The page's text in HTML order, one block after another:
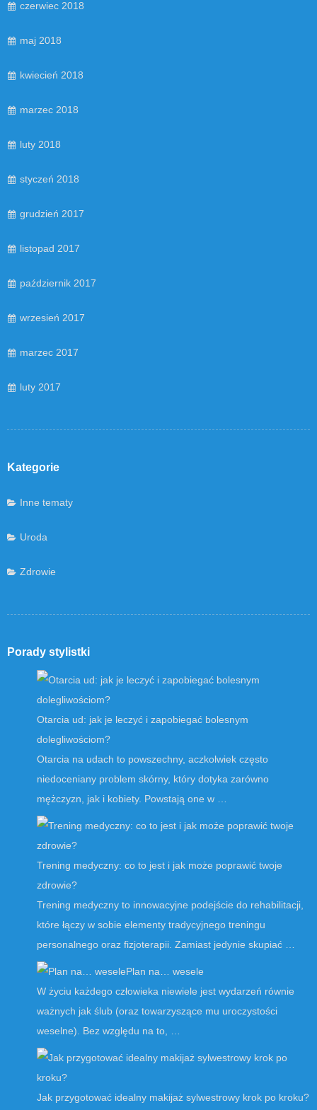
czerwiec 2018
maj 2018
kwiecień 2018
marzec 2018
luty 2018
styczeń 2018
grudzień 2017
listopad 2017
październik 2017
wrzesień 2017
marzec 2017
luty 2017
Kategorie
Inne tematy
Uroda
Zdrowie
Porady stylistki
Otarcia ud: jak je leczyć i zapobiegać bolesnym
dolegliwościom?
Otarcia na udach to powszechny, aczkolwiek często
niedoceniany problem skórny, który dotyka zarówno
mężczyzn, jak i kobiety. Powstają one w …
Trening medyczny: co to jest i jak może poprawić twoje
zdrowie?
Trening medyczny to innowacyjne podejście do rehabilitacji,
które łączy w sobie elementy tradycyjnego treningu
personalnego oraz fizjoterapii. Zamiast jedynie skupiać …
Plan na… wesele
W życiu każdego człowieka niewiele jest wydarzeń równie
ważnych jak ślub (oraz towarzyszące mu uroczystości
weselne). Bez względu na to, …
Jak przygotować idealny makijaż sylwestrowy krok po kroku?